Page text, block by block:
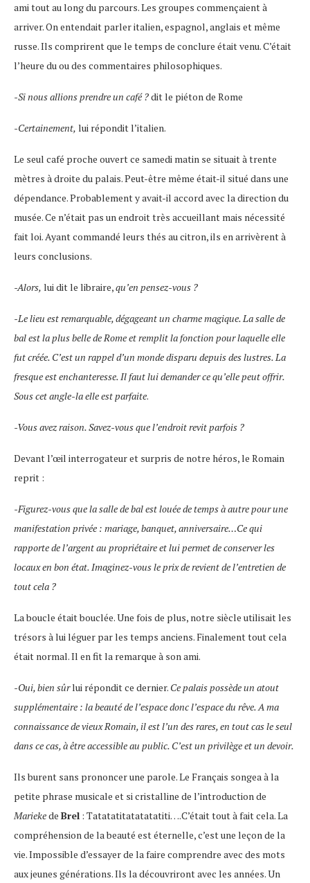
ami tout au long du parcours. Les groupes commençaient à
arriver. On entendait parler italien, espagnol, anglais et même
russe. Ils comprirent que le temps de conclure était venu. C’était
l’heure du ou des commentaires philosophiques.
-Si nous allions prendre un café ?dit le piéton de Rome
-Certainement, lui répondit l’italien.
Le seul café proche ouvert ce samedi matin se situait à trente
mètres à droite du palais. Peut-être même était-il situé dans une
dépendance. Probablement y avait-il accord avec la direction du
musée. Ce n’était pas un endroit très accueillant mais nécessité
fait loi. Ayant commandé leurs thés au citron, ils en arrivèrent à
leurs conclusions.
-Alors, lui dit le libraire,qu’en pensez-vous ?
-Le lieu est remarquable, dégageant un charme magique. La salle de
bal est la plus belle de Rome et remplit la fonction pour laquelle elle
fut créée. C’est un rappel d’un monde disparu depuis des lustres. La
fresque est enchanteresse. Il faut lui demander ce qu’elle peut offrir.
Sous cet angle-la elle est parfaite.
-Vous avez raison. Savez-vous que l’endroit revit parfois ?
Devant l’œil interrogateur et surpris de notre héros, le Romain
reprit :
-Figurez-vous que la salle de bal est louée de temps à autre pour une
manifestation privée : mariage, banquet, anniversaire…Ce qui
rapporte de l’argent au propriétaire et lui permet de conserver les
locaux en bon état. Imaginez-vous le prix de revient de l’entretien de
tout cela ?
La boucle était bouclée. Une fois de plus, notre siècle utilisait les
trésors à lui léguer par les temps anciens. Finalement tout cela
était normal. Il en fit la remarque à son ami.
-Oui, bien sûrlui répondit ce dernier. Ce palais possède un atout
supplémentaire : la beauté de l’espace donc l’espace du rêve. A ma
connaissance de vieux Romain, il est l’un des rares, en tout cas le seul
dans ce cas, à être accessible au public. C’est un privilège et un devoir.
Ils burent sans prononcer une parole. Le Français songea à la
petite phrase musicale et si cristalline de l’introduction de
Mariekede Brel : Tatatatitatatatatiti….C’était tout à fait cela. La
compréhension de la beauté est éternelle, c’est une leçon de la
vie. Impossible d’essayer de la faire comprendre avec des mots
aux jeunes générations. Ils la découvriront avec les années. Un